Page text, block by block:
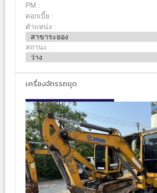
PM :
ดอกเบี้ย :
ตำแหน่ง :
สาขาระยอง
สถานะ :
ว่าง
เครื่องจักรรถขุด